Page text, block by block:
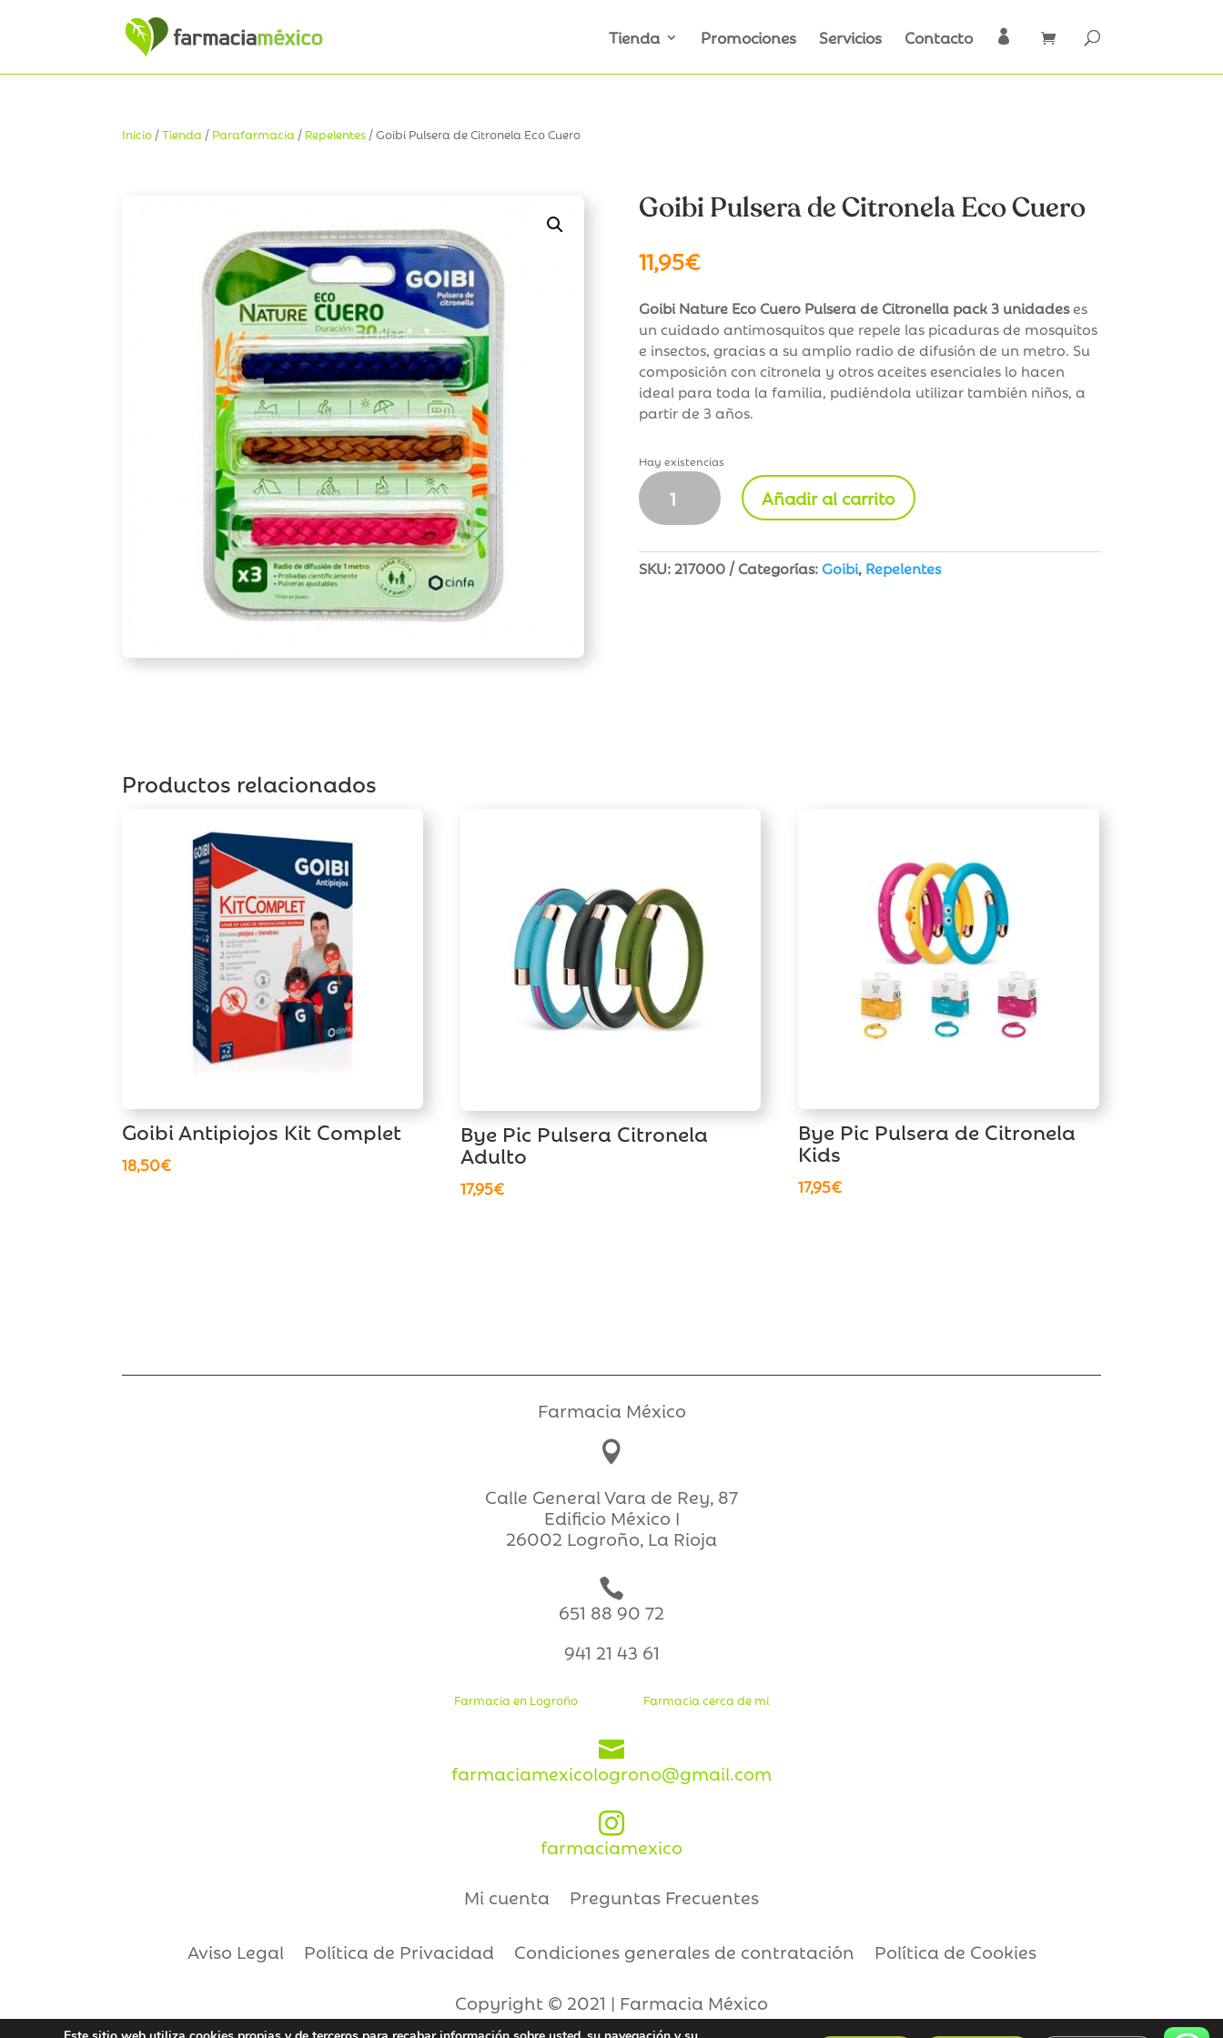
Tienda Promociones Servicios Contacto 
Inicio /Tienda / Parafarmacia / Repelentes / Goibi Pulsera de Citronela Eco Cuero
Goibi Pulsera de Citronela Eco Cuero
11,95€
Goibi Nature Eco Cuero Pulsera de Citronella pack 3 unidadeses
un cuidado antimosquitos que repele las picaduras de mosquitos
e insectos, gracias a su amplio radio de difusión de un metro. Su
composición con citronela y otros aceites esenciales lo hacen
ideal para toda la familia, pudiéndola utilizar también niños, a
partir de 3 años.
Hay existencias
Goibi
Pulsera
de
Eco
Añadir al carrito
SKU:217000 Categorías: Goibi, Repelentes
Productos relacionados
Goibi Antipiojos Kit Complet
18,50€
Bye Pic Pulsera Citronela
Adulto
17,95€
Bye Pic Pulsera de Citronela
Kids
17,95€
Farmacia México

Calle General Vara de Rey, 87
Edificio México I
26002 Logroño, La Rioja

651 88 90 72
941 21 43 61
Farmacia en Logroño Farmacia cerca de mi

farmaciamexicologrono@gmail.com

farmaciamexico
Mi cuenta Preguntas Frecuentes
Aviso Legal Política de Privacidad Condiciones generales de contratación Política de Cookies
Copyright © 2021 | Farmacia México